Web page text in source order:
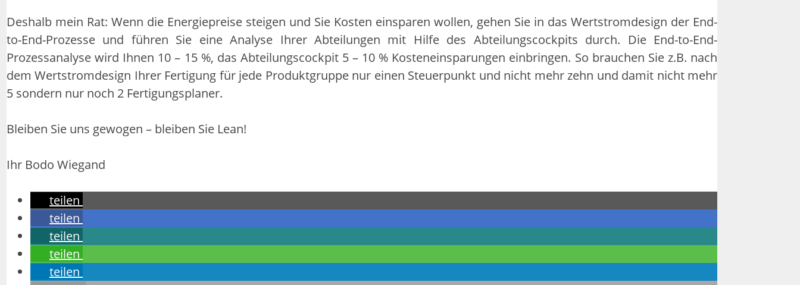
Deshalb mein Rat: Wenn die Energiepreise steigen und Sie Kosten einsparen wollen, gehen Sie in das Wertstromdesign der End-
to-End-Prozesse und führen Sie eine Analyse Ihrer Abteilungen mit Hilfe des Abteilungscockpits durch. Die End-to-End-
Prozessanalyse wird Ihnen 10 – 15 %, das Abteilungscockpit 5 – 10 % Kosteneinsparungen einbringen. So brauchen Sie z.B. nach
dem Wertstromdesign Ihrer Fertigung für jede Produktgruppe nur einen Steuerpunkt und nicht mehr zehn und damit nicht mehr
5 sondern nur noch 2 Fertigungsplaner.
Bleiben Sie uns gewogen – bleiben Sie Lean!
Ihr Bodo Wiegand
teilen
teilen
teilen
teilen
teilen